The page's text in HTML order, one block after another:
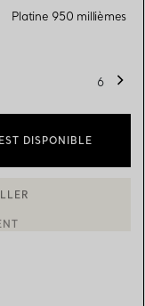
Platine 950 millièmes
6
DISPONIBLE